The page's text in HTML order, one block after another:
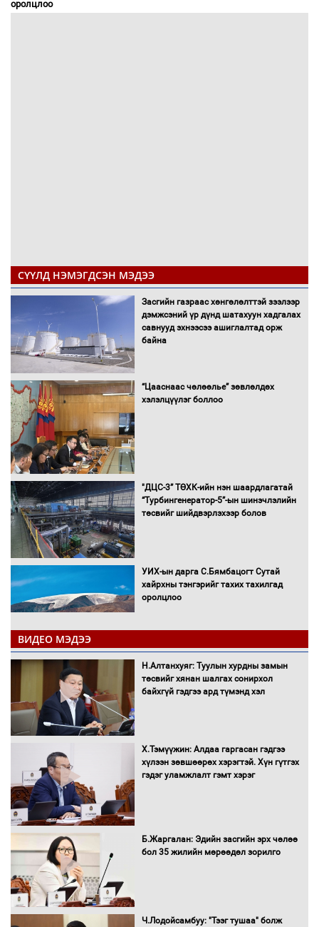
оролцлоо
СҮҮЛД НЭМЭГДСЭН МЭДЭЭ
Засгийн газраас хөнгөлөлттэй зээлээр
дэмжсэний үр дүнд шатахуун хадгалах
савнууд эхнээсээ ашиглалтад орж
байна
“Цааснаас чөлөөлье” зөвлөлдөх
хэлэлцүүлэг боллоо
"ДЦС-3” ТӨХК-ийн нэн шаардлагатай
“Турбингенератор-5”-ын шинэчлэлийн
төсвийг шийдвэрлэхээр болов
УИХ-ын дарга С.Бямбацогт Сутай
хайрхны тэнгэрийг тахих тахилгад
оролцлоо
С.Амарсайхан: Иргэдийг хохироосон
ААН-ийн нуугтмал хөрөнгийг
битүүмжлэнэ
Н.Номтойбаяр: Аймгуудад тулгамдаж
буй асуудлуудыг Засгийн газрын
хуралдаанд танилцуулж,
эрэгтэйчүүдийн волейболын тэмцээнд
оролцож байгаа баг тамирчдад
ВИДЕО МЭДЭЭ
Н.Алтанхуяг: Туулын хурдны замын
төсвийг хянан шалгах сонирхол
байхгүй гэдгээ ард түмэнд хэл
Х.Тэмүүжин: Алдаа гаргасан гэдгээ
хүлээн зөвшөөрөх хэрэгтэй. Хүн гүтгэх
гэдэг уламжлалт гэмт хэрэг
Б.Жаргалан: Эдийн засгийн эрх чөлөө
бол 35 жилийн мөрөөдөл зорилго
Ч.Лодойсамбуу: "Тээг тушаа" болж